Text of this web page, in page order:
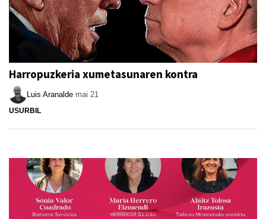
Harropuzkeria xumetasunaren kontra
Luis Aranalde mai 21
USURBIL